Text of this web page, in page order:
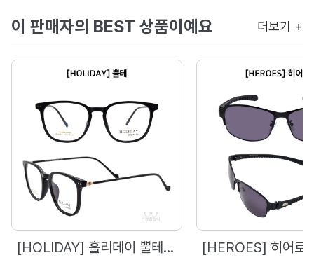
이 판매자의 BEST 상품이예요 더보기 +
[HOLIDAY] 홀리데이 뿔테 - 6869 (51)